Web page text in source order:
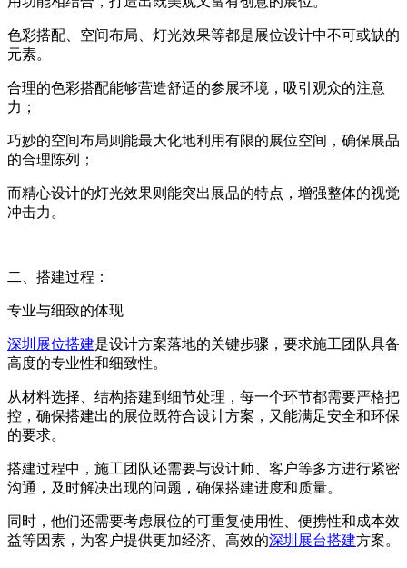
色彩搭配、空间布局、灯光效果等都是展位设计中不可或缺的
元素。
合理的色彩搭配能够营造舒适的参展环境，吸引观众的注意
力；
巧妙的空间布局则能最大化地利用有限的展位空间，确保展品
的合理陈列；
而精心设计的灯光效果则能突出展品的特点，增强整体的视觉
冲击力。
二、搭建过程：
专业与细致的体现
深圳展位搭建是设计方案落地的关键步骤，要求施工团队具备
高度的专业性和细致性。
从材料选择、结构搭建到细节处理，每一个环节都需要严格把
控，确保搭建出的展位既符合设计方案，又能满足安全和环保
的要求。
搭建过程中，施工团队还需要与设计师、客户等多方进行紧密
沟通，及时解决出现的问题，确保搭建进度和质量。
同时，他们还需要考虑展位的可重复使用性、便携性和成本效
益等因素，为客户提供更加经济、高效的深圳展台搭建方案。